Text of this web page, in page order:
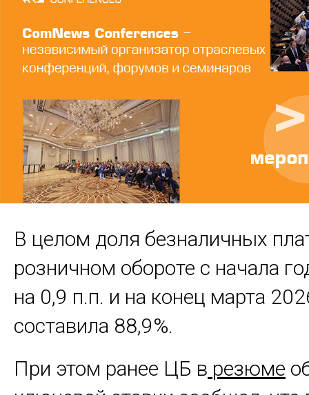
В целом доля безналичных
розничном обороте с начала
на 0,9 п.п. и на конец марта
составила 88,9%.
При этом ранее ЦБ в резюме